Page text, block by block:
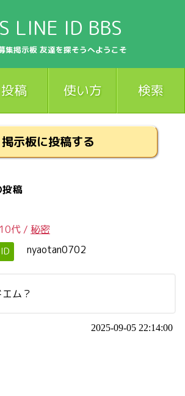
LINE ID BBS
集掲示板 友達を探そうへようこそ
投稿 使い方 検索
掲示板に投稿する
稿
10代 / 秘密
ID nyaotan0702
ム？
2025-09-05 22:14:00